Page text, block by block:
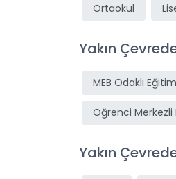
Ortaokul
Yakın
MEB Odaklı Eğitim
Öğrenci Merkezli
Yakın